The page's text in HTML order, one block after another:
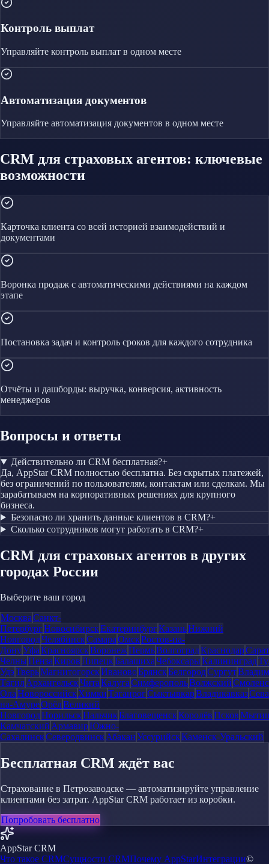
Контроль выплат
Управляйте контроль выплат в одном месте
Автоматизация документов
Управляйте автоматизация документов в одном месте
CRM для страховых агентов: ключевые
возможности
Карточка клиента со всей историей взаимодействий и
документами
Воронка продаж с автоматическими действиями на каждом
этапе
Постановка задач и контроль сроков для каждого сотрудника
Отчёты и дашборды: выручка, конверсия, активность
менеджеров
Вопросы и ответы
Действительно ли CRM бесплатная?+
Да, AppStar CRM полностью бесплатна. Без скрытых платежей,
без ограничений по пользователям, контактам или сделкам. Мы
зарабатываем на корпоративных решениях для крупного
бизнеса.
Безопасно ли хранить данные клиентов в CRM?+
Сколько сотрудников могут работать в CRM?+
CRM для страховых агентов в других
городах России
Выберите ваш город
МоскваСанкт-
ПетербургНовосибирскЕкатеринбургКазаньНижний
НовгородЧелябинскСамараОмскРостов-на-
ДонуУфаКрасноярскВоронежПермьВолгоградКраснодар
ЧелныПензаКировЛипецкБалашихаЧебоксарыКалининград
УдэТверьМагнитогорскИвановоБрянскБелгородСургут
ТагилАрхангельскЧитаКалугаСимферопольВолжский
ОлаНовороссийскХимкиТаганрогСыктывкарВладикавказ
на-АмуреОрёлВеликий
НовгородНорильскНальчикБлаговещенскКоролёвПсков
Камчатский АрмавирЮжно-
СахалинскСеверодвинскАбаканУссурийскКаменск-Уральский
Бесплатная CRM ждёт вас
Страхование в Петрозаводске — автоматизируйте управление
клиентами без затрат. AppStar CRM работает из коробки.
Попробовать бесплатно
AppStar CRM
Что такое CRMСущности CRMПочему AppStarИнтеграции©